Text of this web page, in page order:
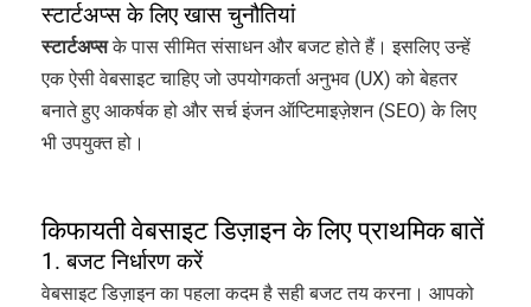
स्टार्टअप्स के लिए खास चुनौतियां
स्टार्टअप्सके पास सीमित संसाधन और बजट होते हैं। इसलिए उन्हें
एक ऐसी वेबसाइट चाहिए जो उपयोगकर्ता अनुभव (UX) को बेहतर
बनाते हुए आकर्षक हो और सर्च इंजन ऑप्टिमाइज़ेशन (SEO) के लिए
भी उपयुक्त हो।
किफायती वेबसाइट डिज़ाइन के लिए प्राथमिक बातें
1. बजट निर्धारण करें
वेबसाइट डिज़ाइन का पहला कदम है सही बजट तय करना। आपको